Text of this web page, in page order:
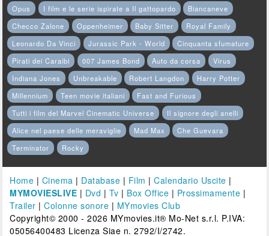
Opus
I film e le serie ispirate a Il gattopardo
Biancaneve
Checco Zalone
Oppenheimer Baby Sitter
Royal Family
Leonardo Da Vinci
Jurassic Park - World
Cinquanta sfumature
Pirati dei Caraibi
007 James Bond Auto da corsa
Virus
Indiana Jones
Unbreakable Robert Langdon
Harry Potter
Millennium
Teen movie italiani
Fast and Furious
Tutti i film del Marvel Cinematic Universe
Il signore degli anelli
Alice nel paese delle meraviglie
Mad Max
Che Guevara
Terminator
Rocky
Home | Cinema | Database | Film |Calendario Uscite |
MYMOVIESLIVE | Dvd | Tv | Box Office | Prossimamente |
Trailer |Colonne sonore | MYmovies Club
Copyright© 2000 - 2026 MYmovies.it® Mo-Net s.r.l. P.IVA:
05056400483 Licenza Siae n. 2792/I/2742.